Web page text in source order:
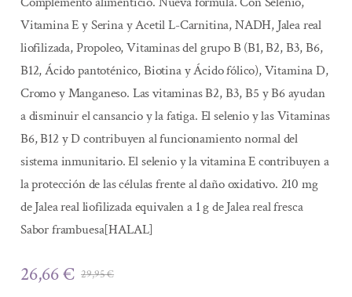
Vitamina E y Serina y Acetil L-Carnitina, NADH, Jalea real
liofilizada, Propoleo, Vitaminas del grupo B (B1, B2, B3, B6,
B12, Ácido pantoténico, Biotina y Ácido fólico), Vitamina D,
Cromo y Manganeso. Las vitaminas B2, B3, B5 y B6 ayudan
a disminuir el cansancio y la fatiga. El selenio y las Vitaminas
B6, B12 y D contribuyen al funcionamiento normal del
sistema inmunitario. El selenio y la vitamina E contribuyen a
la protección de las células frente al daño oxidativo. 210 mg
de Jalea real liofilizada equivalen a 1 g de Jalea real fresca
Sabor frambuesa[HALAL]
29,95€El
26,66€
El